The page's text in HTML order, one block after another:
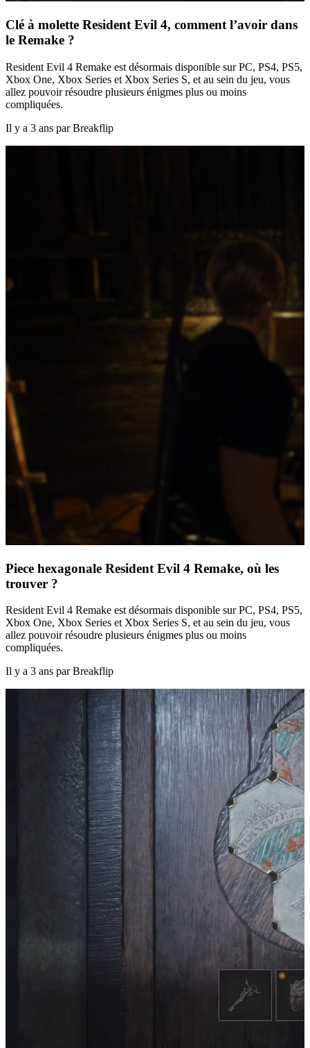
Clé à molette Resident Evil 4, comment l’avoir dans
le Remake ?
Resident Evil 4 Remake est désormais disponible sur PC, PS4, PS5,
Xbox One, Xbox Series et Xbox Series S, et au sein du jeu, vous
allez pouvoir résoudre plusieurs énigmes plus ou moins
compliquées.
Il y a 3 ans par Breakflip
Piece hexagonale Resident Evil 4 Remake, où les
trouver ?
Resident Evil 4 Remake est désormais disponible sur PC, PS4, PS5,
Xbox One, Xbox Series et Xbox Series S, et au sein du jeu, vous
allez pouvoir résoudre plusieurs énigmes plus ou moins
compliquées.
Il y a 3 ans par Breakflip